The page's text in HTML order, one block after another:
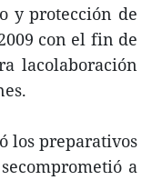
y protección de
con el fin de
lacolaboración
los preparativos
a